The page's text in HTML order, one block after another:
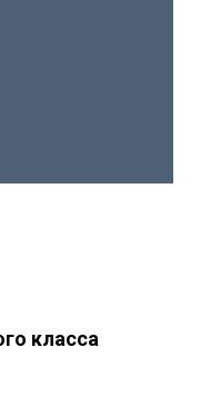
класса